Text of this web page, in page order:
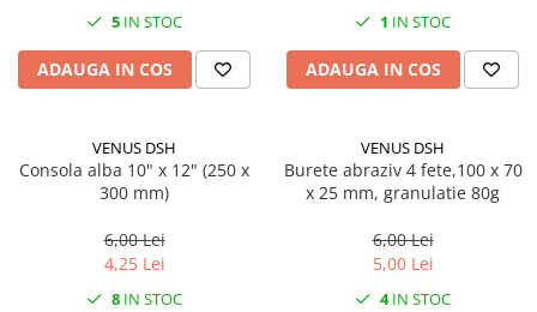
5 IN STOC
ADAUGA IN COS
1 IN STOC
ADAUGA IN COS
VENUS DSH
Consola alba 10" x 12" (250 x
300 mm)
6,00 Lei
4,25 Lei
8 IN STOC
VENUS DSH
Burete abraziv 4 fete,100 x 70
x 25 mm, granulatie 80g
6,00 Lei
5,00 Lei
4IN STOC